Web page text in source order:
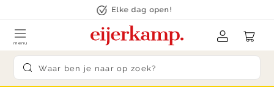
Elke dag open!
Submit search
menu